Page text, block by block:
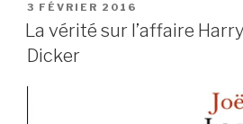
PUBLIÉ
LE
3 FÉVRIER 2016
La vérité sur l’affaire
Dicker